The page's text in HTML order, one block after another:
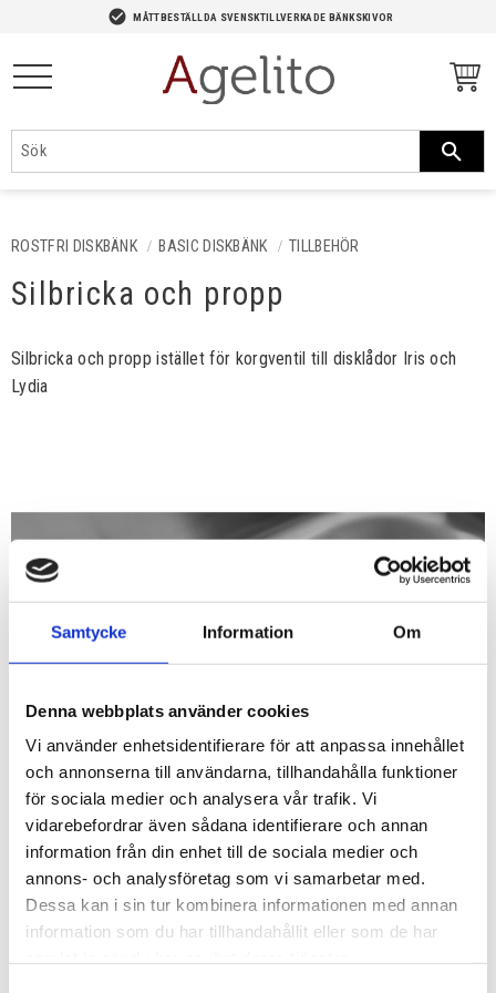
Samtycke Information Om
Denna webbplats använder cookies
Vi använder enhetsidentifierare för att anpassa innehållet
och annonserna till användarna, tillhandahålla funktioner
för sociala medier och analysera vår trafik. Vi
vidarebefordrar även sådana identifierare och annan
information från din enhet till de sociala medier och
annons- och analysföretag som vi samarbetar med.
Dessa kan i sin tur kombinera informationen med annan
information som du har tillhandahållit eller som de har
check_circle MÅTTBESTÄLLDA SVENSKTILLVERKADE BÄNKSKIVOR
ROSTFRI DISKBÄNK BASIC DISKBÄNK TILLBEHÖR
Silbricka och propp
Silbricka och propp istället för korgventil till disklådor Iris och
Lydia
250,00KR